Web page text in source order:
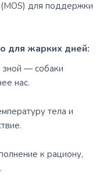
для поддержки
для жарких дней:
зной — собаки
нас.
тела и
к рациону,